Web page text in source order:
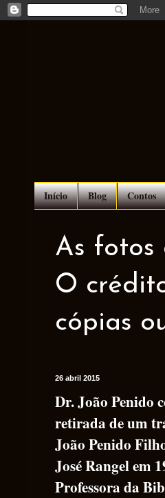
Início Blog Contos
As fotos
O
cópias
26 abril 2015
Dr. João Penido
retirada de um
João Penido
José Rangel em
Professora da